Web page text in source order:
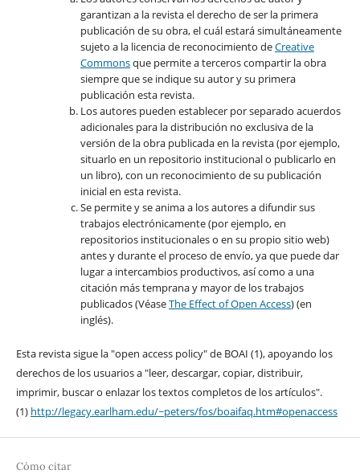
garantizan a la revista el derecho de ser la primera
publicación de su obra, el cuál estará simultáneamente
sujeto a la licencia de reconocimiento deCreative
Commonsque permite a terceros compartir la obra
siempre que se indique su autor y su primera
publicación esta revista.
Los autores pueden establecer por separado acuerdos
adicionales para la distribución no exclusiva de la
versión de la obra publicada en la revista (por ejemplo,
situarlo en un repositorio institucional o publicarlo en
un libro), con un reconocimiento de su publicación
inicial en esta revista.
Se permite y se anima a los autores a difundir sus
trabajos electrónicamente (por ejemplo, en
repositorios institucionales o en su propio sitio web)
antes y durante el proceso de envío, ya que puede dar
lugar a intercambios productivos, así como a una
citación más temprana y mayor de los trabajos
publicados (VéaseThe Effect of Open Access) (en
inglés).
Esta revista sigue la "open access policy" de BOAI (1), apoyando los
derechos de los usuarios a "leer, descargar, copiar, distribuir,
imprimir, buscar o enlazar los textos completos de los artículos".
(1) http://legacy.earlham.edu/~peters/fos/boaifaq.htm#openaccess
Cómo citar